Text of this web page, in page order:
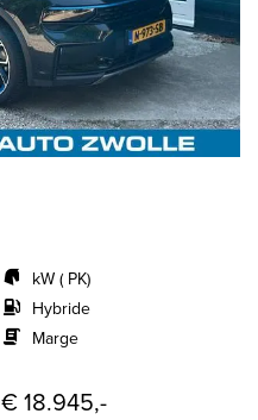
kW ( PK)
Hybride
Marge
€ 18.945,-